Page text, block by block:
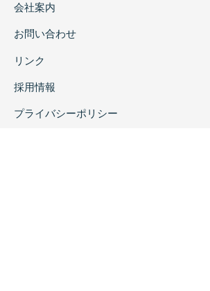
会社案内
お問い合わせ
リンク
採用情報
プライバシーポリシー